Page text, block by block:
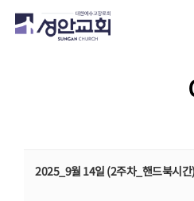
2025_9월 14일 (2주차_핸드북시간)